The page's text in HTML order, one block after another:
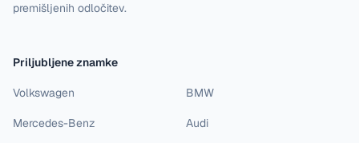
premišljenih odločitev.
Priljubljene znamke
Volkswagen BMW
Mercedes-Benz Audi